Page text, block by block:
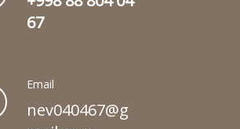
67
Email
nev040467@g